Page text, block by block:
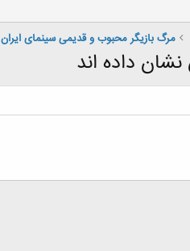
مرگ بازیگر محبوب و قدیمی سینمای ایران